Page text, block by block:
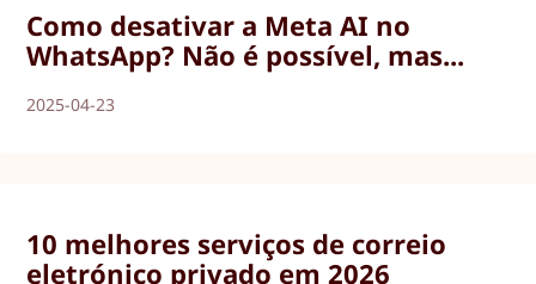
Como desativar a Meta AI no
WhatsApp? Não é possível, mas...
2025-04-23
10 melhores serviços de correio
eletrónico privado em 2026